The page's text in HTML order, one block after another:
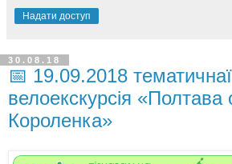
Надати доступ
30.08.18
📅 19.09.2018 тематичнаї
велоекскурсія «Полтава
Короленка»